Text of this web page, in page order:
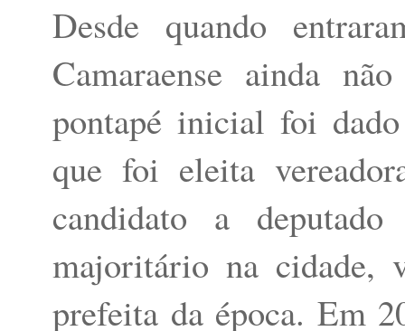
Desde quando
Camaraense ainda
pontapé inicial foi
que foi eleita
candidato a
majoritário na cidade,
prefeita da época. Em